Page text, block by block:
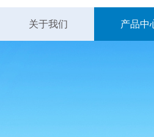
关于我们 产品中